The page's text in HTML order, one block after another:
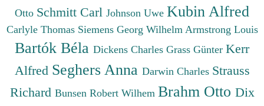
Otto Schmitt Carl Johnson Uwe Kubin Alfred
Carlyle Thomas Siemens Georg Wilhelm Armstrong Louis
Bartók Béla Dickens Charles Grass Günter Kerr
Alfred Seghers Anna Darwin Charles Strauss
Richard Bunsen Robert Wilhem Brahm Otto Dix